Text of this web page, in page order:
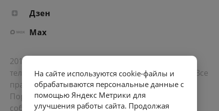
Дзен
Max
2012-2026 © Портал «Электронное интернет-
телевидение правительства Санкт-Петербурга». Все
права защищены.
Портал Санкт-Петербурга- о его людях, жизни,
событиях, последних новостях.
На сайте используются cookie-файлы и
обрабатываются персональные данные с
помощью Яндекс Метрики для
улучшения работы сайта. Продолжая